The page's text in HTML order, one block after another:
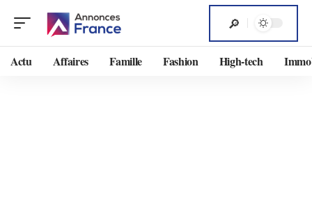
Actu Affaires Famille Fashion High-tech